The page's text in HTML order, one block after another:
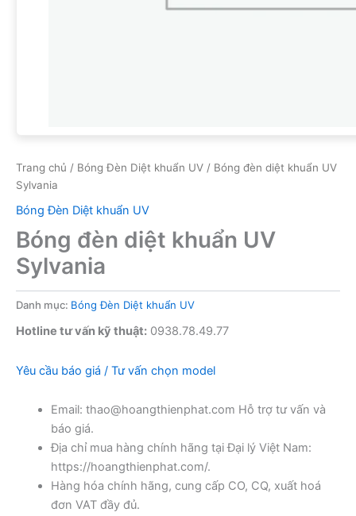
Trang chủ / Bóng Đèn Diệt khuẩn UV / Bóng đèn diệt khuẩn UV
Sylvania
Bóng Đèn Diệt khuẩn UV
Bóng đèn diệt khuẩn UV
Sylvania
Danh mục: Bóng Đèn Diệt khuẩn UV
Hotline tư vấn kỹ thuật: 0938.78.49.77
Yêu cầu báo giá / Tư vấn chọn model
Email: thao@hoangthienphat.com Hỗ trợ tư vấn và
báo giá.
Địa chỉ mua hàng chính hãng tại Đại lý Việt Nam:
https://hoangthienphat.com/.
Hàng hóa chính hãng, cung cấp CO, CQ, xuất hoá
đơn VAT đầy đủ.